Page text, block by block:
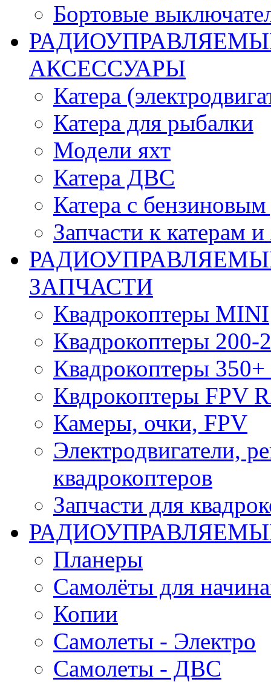
Бортовые
АКСЕССУАРЫ
Катера
Катера для рыбалки
Модели яхт
Катера ДВС
Катера с бензиновым
Запчасти к катерам
ЗАПЧАСТИ
Квадрокоптеры MINI
Квадрокоптеры 200-
Квадрокоптеры 350+
Квдрокоптеры FPV
Камеры, очки, FPV
Электродвигатели,
квадрокоптеров
Запчасти для
Планеры
Самолёты для
Копии
Самолеты - Электро
Самолеты - ДВС